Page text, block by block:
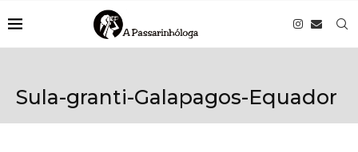
Sula-granti-Galapagos-Equador